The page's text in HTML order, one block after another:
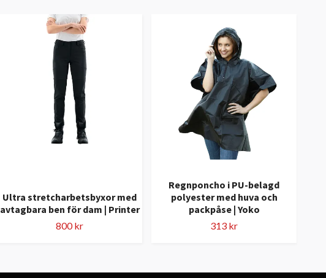
Ultra stretcharbetsbyxor med
avtagbara ben för dam | Printer
800 kr
Regnponcho i PU-belagd
polyester med huva och
packpåse | Yoko
313 kr